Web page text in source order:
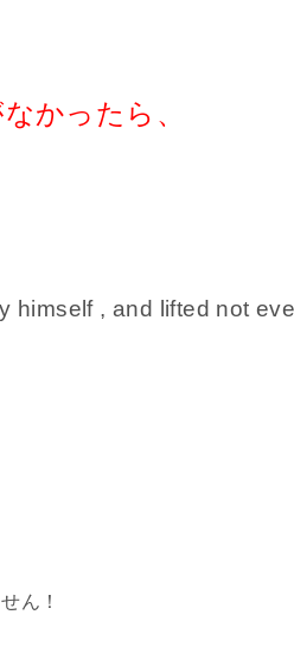
かったら、
himself , and lifted not
ん！